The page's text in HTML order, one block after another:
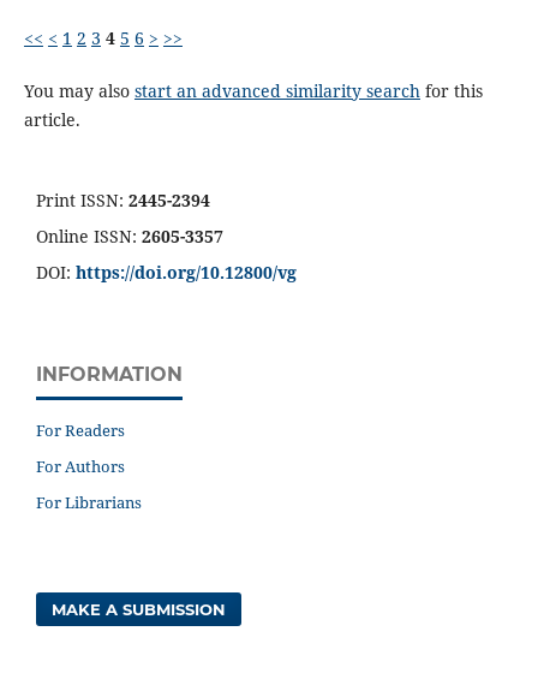
<< < 1 2 3 4 5 6 > >>
You may also start an advanced similarity searchfor this
article.
Print ISSN: 2445-2394
Online ISSN: 2605-3357
DOI: https://doi.org/10.12800/vg
INFORMATION
For Readers
For Authors
For Librarians
MAKE A SUBMISSION